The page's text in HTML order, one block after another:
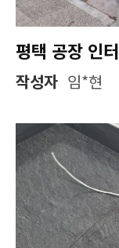
작성자 임*현